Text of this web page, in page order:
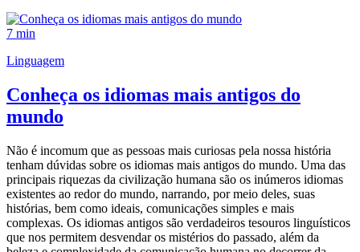
7 min
Linguagem
Conheça os idiomas mais antigos do
mundo
Não é incomum que as pessoas mais curiosas pela nossa história
tenham dúvidas sobre os idiomas mais antigos do mundo. Uma das
principais riquezas da civilização humana são os inúmeros idiomas
existentes ao redor do mundo, narrando, por meio deles, suas
histórias, bem como ideais, comunicações simples e mais
complexas. Os idiomas antigos são verdadeiros tesouros linguísticos
que nos permitem desvendar os mistérios do passado, além da